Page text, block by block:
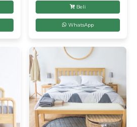
Beli
WhatsApp